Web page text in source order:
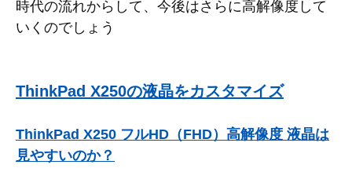
時代の流れからして、今後はさらに高解像度して
いくのでしょう
ThinkPad X250の液晶をカスタマイズ
ThinkPad X250 フルHD（FHD）高解像度 液晶は
見やすいのか？